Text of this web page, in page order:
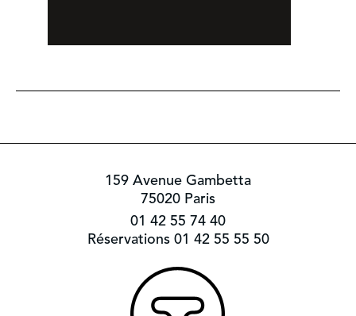
159 Avenue Gambetta
75020 Paris
01 42 55 74 40
Réservations 01 42 55 55 50